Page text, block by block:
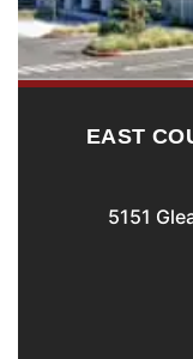
EAST
5151